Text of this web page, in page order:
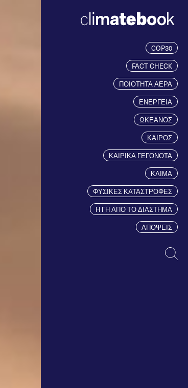
COP30
FACT CHECK
ΠΟΙΟΤΗΤΑ ΑΕΡΑ
ΕΝΕΡΓΕΙΑ
ΩΚΕΑΝΟΣ
ΚΑΙΡΟΣ
ΚΑΙΡΙΚΑ ΓΕΓΟΝΟΤΑ
ΚΛΙΜΑ
ΦΥΣΙΚΕΣ ΚΑΤΑΣΤΡΟΦΕΣ
Η ΓΗ ΑΠΟ ΤΟ ΔΙΑΣΤΗΜΑ
ΑΠΟΨΕΙΣ